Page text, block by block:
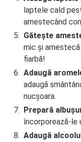
laptele cald
amestecând
Gătește
mic și amestecă
fiarbă!
Adaugă
adaugă
nucșoara.
Prepară
încorporează-le
Adaugă